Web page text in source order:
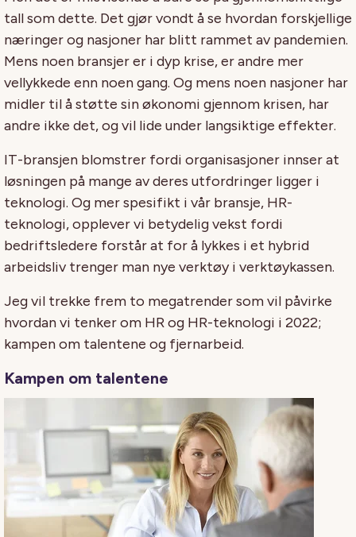
tall som dette. Det gjør vondt å se hvordan forskjellige
næringer og nasjoner har blitt rammet av pandemien.
Mens noen bransjer er i dyp krise, er andre mer
vellykkede enn noen gang. Og mens noen nasjoner har
midler til å støtte sin økonomi gjennom krisen, har
andre ikke det, og vil lide under langsiktige effekter.
IT-bransjen blomstrer fordi organisasjoner innser at
løsningen på mange av deres utfordringer ligger i
teknologi. Og mer spesifikt i vår bransje, HR-
teknologi, opplever vi betydelig vekst fordi
bedriftsledere forstår at for å lykkes i et hybrid
arbeidsliv trenger man nye verktøy i verktøykassen.
Jeg vil trekke frem to megatrender som vil påvirke
hvordan vi tenker om HR og HR-teknologi i 2022;
kampen om talentene og fjernarbeid.
Kampen om talentene